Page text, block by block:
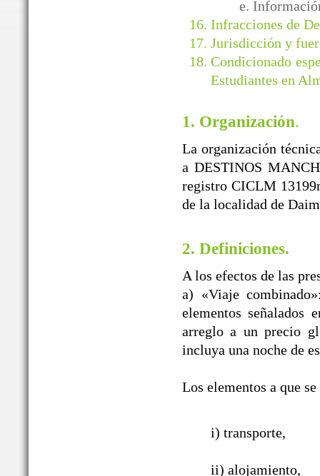
e.
Infracciones de
Jurisdicción y
Condicionado
Estudiantes en
1. Organización.
La organización
a DESTINOS
registro CICLM
de la localidad de
2. Definiciones.
A los efectos de las
a) «Viaje
elementos señalados
arreglo a un precio
incluya una noche de
Los elementos a que
i) transporte,
ii) alojamiento,